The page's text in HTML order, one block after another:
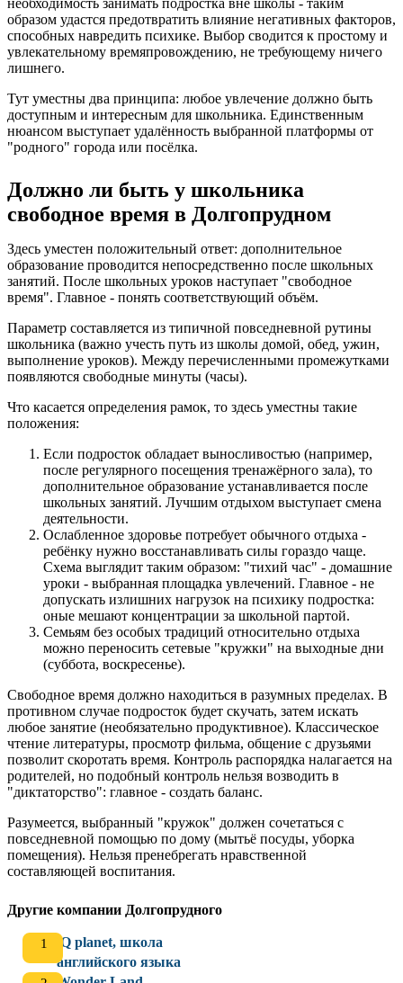
образом удастся предотвратить влияние негативных факторов,
способных навредить психике. Выбор сводится к простому и
увлекательному времяпровождению, не требующему ничего
лишнего.
Тут уместны два принципа: любое увлечение должно быть
доступным и интересным для школьника. Единственным
нюансом выступает удалённость выбранной платформы от
"родного" города или посёлка.
Должно ли быть у школьника
свободное время в Долгопрудном
Здесь уместен положительный ответ: дополнительное
образование проводится непосредственно после школьных
занятий. После школьных уроков наступает "свободное
время". Главное - понять соответствующий объём.
Параметр составляется из типичной повседневной рутины
школьника (важно учесть путь из школы домой, обед, ужин,
выполнение уроков). Между перечисленными промежутками
появляются свободные минуты (часы).
Что касается определения рамок, то здесь уместны такие
положения:
Если подросток обладает выносливостью (например,
после регулярного посещения тренажёрного зала), то
дополнительное образование устанавливается после
школьных занятий. Лучшим отдыхом выступает смена
деятельности.
Ослабленное здоровье потребует обычного отдыха -
ребёнку нужно восстанавливать силы гораздо чаще.
Схема выглядит таким образом: "тихий час" - домашние
уроки - выбранная площадка увлечений. Главное - не
допускать излишних нагрузок на психику подростка:
оные мешают концентрации за школьной партой.
Семьям без особых традиций относительно отдыха
можно переносить сетевые "кружки" на выходные дни
(суббота, воскресенье).
Свободное время должно находиться в разумных пределах. В
противном случае подросток будет скучать, затем искать
любое занятие (необязательно продуктивное). Классическое
чтение литературы, просмотр фильма, общение с друзьями
позволит скоротать время. Контроль распорядка налагается на
родителей, но подобный контроль нельзя возводить в
"диктаторство": главное - создать баланс.
Разумеется, выбранный "кружок" должен сочетаться с
повседневной помощью по дому (мытьё посуды, уборка
помещения). Нельзя пренебрегать нравственной
составляющей воспитания.
Другие компании Долгопрудного
iQ planet, школа
английского языка